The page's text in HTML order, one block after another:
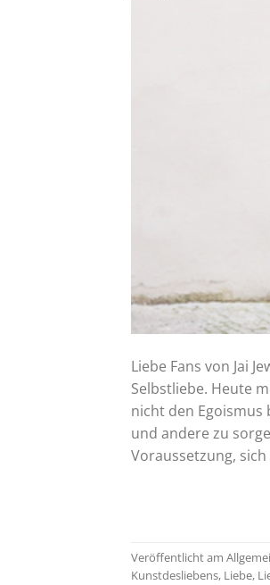
Liebe Fans von Jai
Selbstliebe. Heute
nicht den
und andere zu
Voraussetzung,
Veröffentlicht am
Kunstdesliebens, Liebe,